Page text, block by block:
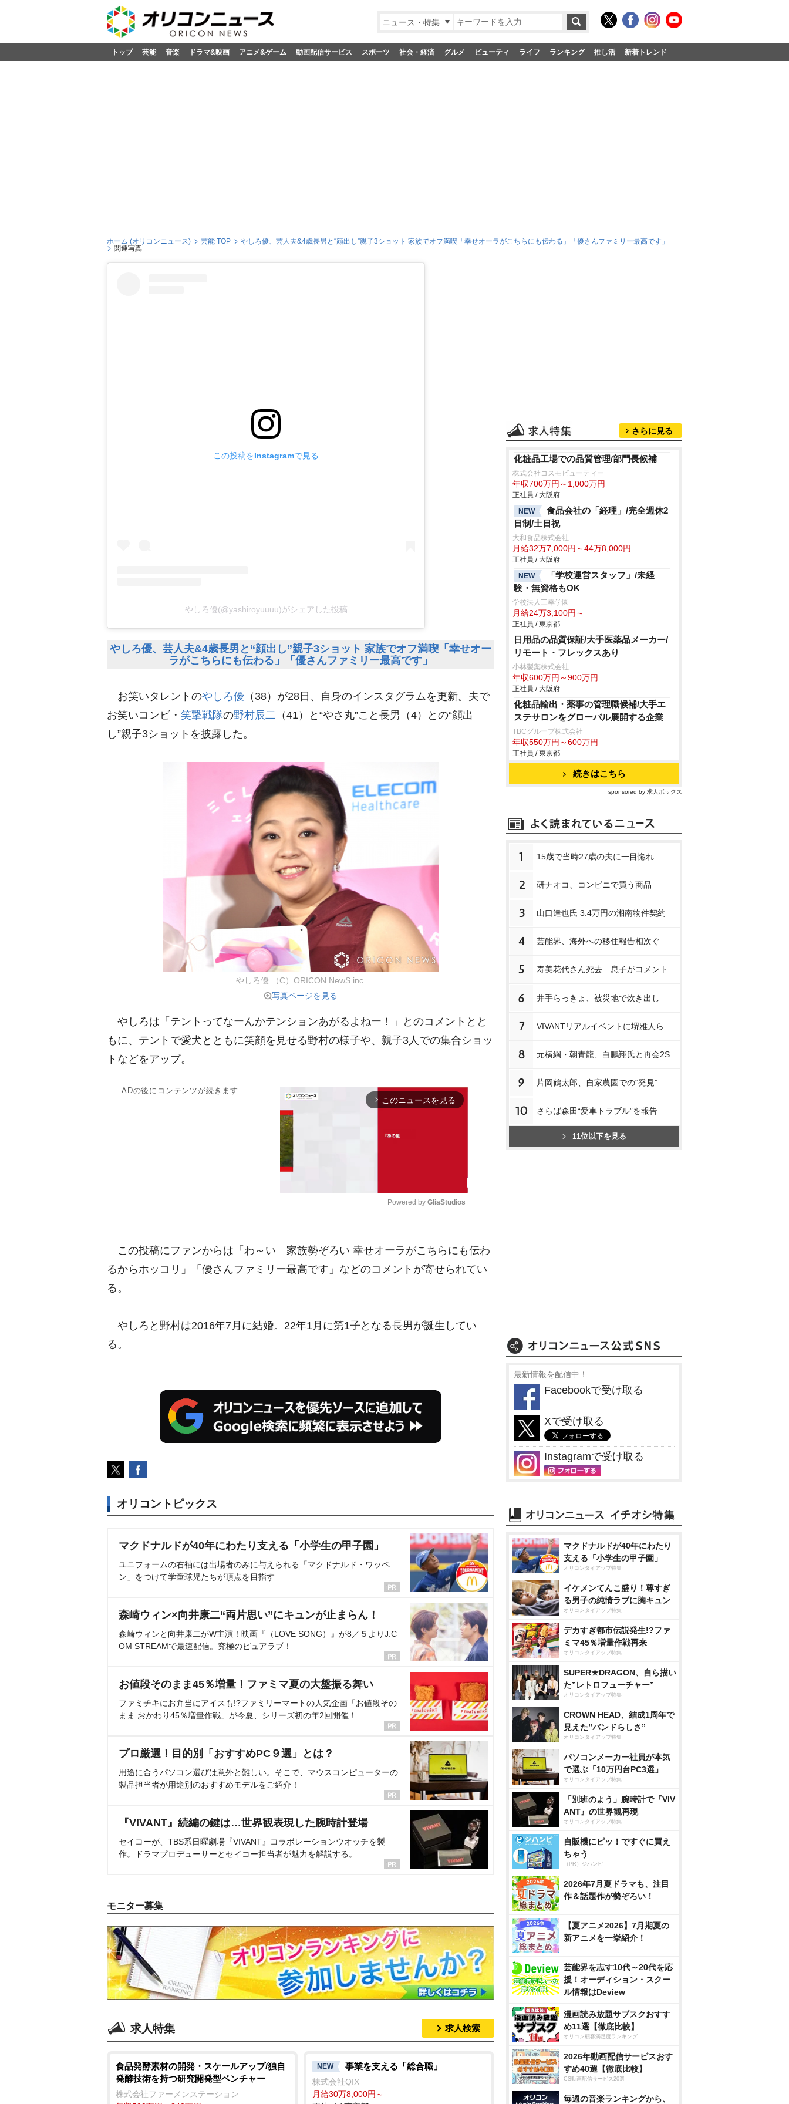
ニュース・特集
トップ 芸能 音楽 ドラマ&映画 アニメ&ゲーム 動画配信サービス スポーツ 社会・経済 グルメ ビューティ ライフ ランキング 推し活 新着トレンド
ホーム (オリコンニュース) 芸能 TOP
しろ優、芸人夫&4歳長男と“顔出し”親子3ショット 家族でオフ満喫「幸せオーラがこちらにも伝わる」「優さんファミリー最高です」
関連写真
この投稿をInstagramで見る
しろ優(@yashiroyuuuu)がシェアした投稿
しろ優、芸人夫&4歳長男と“顔出し”親子3ショット 家族でオフ満喫「幸せオー
ラがこちらにも伝わる」「優さんファミリー最高です」
お笑いタレントのしろ優 （38）が28日、自身のインスタグラムを更新。夫で
お笑いコンビ・ 笑撃戦隊の野村辰二 （41）と“やさ丸”こと長男（4）との“顔出
し”親子3ショットを披露した。
しろ優 （C）ORICON NewS inc.
写真ページを見る
しろは「テントってなーんかテンションあがるよねー！」とのコメントとと
もに、テントで愛犬とともに笑顔を見せる野村の様子や、親子3人での集合ショッ
トなどをアップ。
ADの後にコンテンツが続きます
arrow_forward_ios このニュースを見る
u
t
Powered by GliaStudios
この投稿にファンからは「わ～い 家族勢ぞろい 幸せオーラがこちらにも伝わ
るからホッコリ」「優さんファミリー最高です」などのコメントが寄せられてい
る。
しろと野村は2016年7月に結婚。22年1月に第1子となる長男が誕生してい
る。
オリコントピックス
マクドナルドが40年にわたり支える「小学生の甲子園」
ユニフォームの右袖には出場者のみに与えられる「マクドナルド・ワッペ
ン」をつけて学童球児たちが頂点を目指す
森崎ウィン×向井康二“両片思い”にキュンが止まらん！
森崎ウィンと向井康二がW主演！映画『（LOVE SONG）』が8／５よりJ:C
OM STREAMで最速配信。究極のピュアラブ！
お値段そのまま45％増量！ファミマ夏の大盤振る舞い
ファミチキにお弁当にアイスも!?ファミリーマートの人気企画「お値段その
まま おかわり45％増量作戦」が今夏、シリーズ初の年2回開催！
プロ厳選！目的別「おすすめPC９選」とは？
用途に合うパソコン選びは意外と難しい。そこで、マウスコンピューターの
製品担当者が用途別のおすすめモデルをご紹介！
『VIVANT』続編の鍵は…世界観表現した腕時計登場
セイコーが、TBS系日曜劇場『VIVANT』コラボレーションウオッチを製
作。ドラマプロデューサーとセイコー担当者が魅力を解説する。
モニター募集
求人特集 求人検索
食品発酵素材の開発・スケールアップ/独自
発酵技術を持つ研究開発型ベンチャー
株式会社ファーメンステーション
NEW 事業を支える「総合職」
株式会社QIX
月給30万8,000円～
さらに見る
化粧品工場での品質管理/部門長候補
株式会社コスモビューティー
年収700万円～1,000万円
正社員 / 大阪府
NEW
食品会社の「経理」/完全週休2
日制/土日祝
大和食品株式会社
月給32万7,000円～44万8,000円
正社員 / 大阪府
NEW
「学校運営スタッフ」/未経
験・無資格もOK
学校法人三幸学園
月給24万3,100円～
正社員 / 東京都
日用品の品質保証/大手医薬品メーカー/
リモート・フレックスあり
小林製薬株式会社
年収600万円～900万円
正社員 / 大阪府
化粧品輸出・薬事の管理職候補/大手エ
ステサロンをグローバル展開する企業
TBCグループ株式会社
年収550万円～600万円
正社員 / 東京都
続きはこちら
sponsored by 求人ボックス
1 15歳で当時27歳の夫に一目惚れ
2 研ナオコ、コンビニで買う商品
3 山口達也氏 3.4万円の湘南物件契約
4 芸能界、海外への移住報告相次ぐ
5 寿美花代さん死去 息子がコメント
6 井手らっきょ、被災地で炊き出し
7 VIVANTリアルイベントに堺雅人ら
8 元横綱・朝青龍、白鵬翔氏と再会2S
9 片岡鶴太郎、自家農園での“発見”
10 さらば森田“愛車トラブル”を報告
11位以下を見る
最新情報を配信中！
Facebookで受け取る
Xで受け取る
Instagramで受け取る
マクドナルドが40年にわたり
支える「小学生の甲子園」
オリコンタイアップ特集
イケメンてんこ盛り！尊すぎ
る男子の純情ラブに胸キュン
オリコンタイアップ特集
デカすぎ都市伝説発生!?ファ
ミマ45％増量作戦再来
オリコンタイアップ特集
SUPER★DRAGON、自ら描い
た”レトロフューチャー”
オリコンタイアップ特集
CROWN HEAD、結成1周年で
見えた”バンドらしさ”
オリコンタイアップ特集
パソコンメーカー社員が本気
で選ぶ「10万円台PC3選」
オリコンタイアップ特集
「別班のよう」腕時計で『VIV
ANT』の世界観再現
オリコンタイアップ特集
自販機にピッ！ですぐに買え
ちゃう
（PR）ジハンピ
2026年7月夏ドラマも、注目
作＆話題作が勢ぞろい！
【夏アニメ2026】7月期夏の
新アニメを一挙紹介！
芸能界を志す10代～20代を応
援！オーディション・スクー
ル情報はDeview
漫画読み放題サブスクおすす
め11選【徹底比較】
オリコン顧客満足度ランキング
2026年動画配信サービスおす
すめ40選【徹底比較】
CS動画配信サービス20選
毎週の音楽ランキングから、